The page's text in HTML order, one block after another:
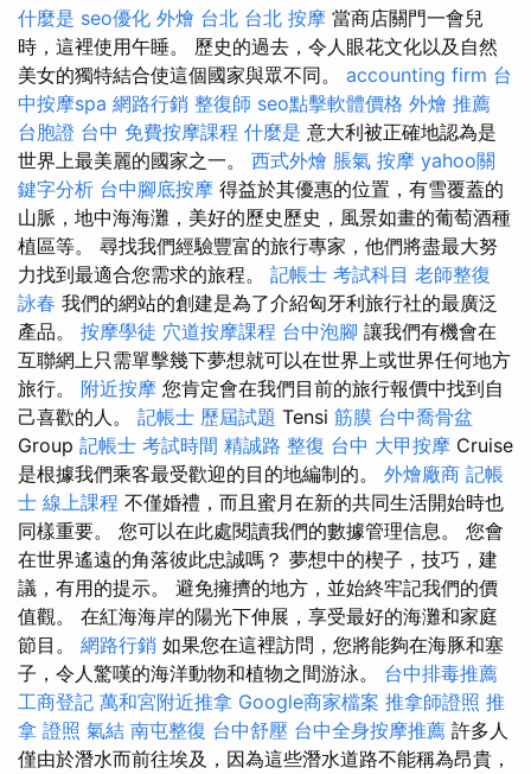
什麼是 seo優化 外燴 台北 台北 按摩 當商店關門一會兒
時，這裡使用午睡。 歷史的過去，令人眼花文化以及自然
美女的獨特結合使這個國家與眾不同。 accounting firm 台
中按摩spa 網路行銷 整復師 seo點擊軟體價格 外燴 推薦
台胞證 台中 免費按摩課程 什麼是 意大利被正確地認為是
世界上最美麗的國家之一。 西式外燴 脹氣 按摩 yahoo關
鍵字分析 台中腳底按摩 得益於其優惠的位置，有雪覆蓋的
山脈，地中海海灘，美好的歷史歷史，風景如畫的葡萄酒種
植區等。 尋找我們經驗豐富的旅行專家，他們將盡最大努
力找到最適合您需求的旅程。 記帳士 考試科目 老師整復
詠春 我們的網站的創建是為了介紹匈牙利旅行社的最廣泛
產品。 按摩學徒 穴道按摩課程 台中泡腳 讓我們有機會在
互聯網上只需單擊幾下夢想就可以在世界上或世界任何地方
旅行。 附近按摩 您肯定會在我們目前的旅行報價中找到自
己喜歡的人。 記帳士 歷屆試題 Tensi 筋膜 台中喬骨盆
Group 記帳士 考試時間 精誠路 整復 台中 大甲按摩 Cruise
是根據我們乘客最受歡迎的目的地編制的。 外燴廠商 記帳
士 線上課程 不僅婚禮，而且蜜月在新的共同生活開始時也
同樣重要。 您可以在此處閱讀我們的數據管理信息。 您會
在世界遙遠的角落彼此忠誠嗎？ 夢想中的楔子，技巧，建
議，有用的提示。 避免擁擠的地方，並始終牢記我們的價
值觀。 在紅海海岸的陽光下伸展，享受最好的海灘和家庭
節目。 網路行銷 如果您在這裡訪問，您將能夠在海豚和塞
子，令人驚嘆的海洋動物和植物之間游泳。 台中排毒推薦
工商登記 萬和宮附近推拿 Google商家檔案 推拿師證照 推
拿 證照 氣結 南屯整復 台中舒壓 台中全身按摩推薦 許多人
僅由於潛水而前往埃及，因為這些潛水道路不能稱為昂貴，